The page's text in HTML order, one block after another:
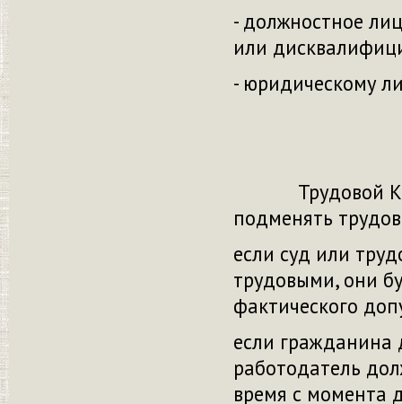
- должностное
или
- юридическому
Трудовой
подменять
если суд или
трудовыми, они
фактического
если гражданина
работодатель
время с момента